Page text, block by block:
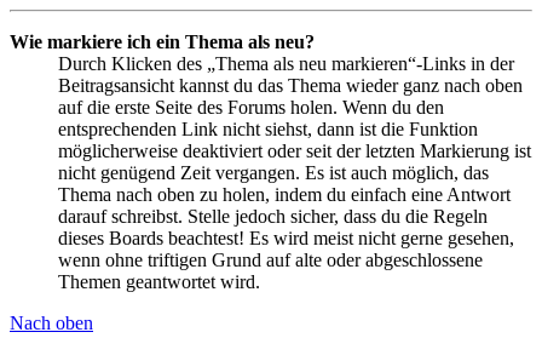
Wie markiere ich ein Thema als neu?
Durch Klicken des „Thema als neu markieren“-Links in der
Beitragsansicht kannst du das Thema wieder ganz nach oben
auf die erste Seite des Forums holen. Wenn du den
entsprechenden Link nicht siehst, dann ist die Funktion
möglicherweise deaktiviert oder seit der letzten Markierung ist
nicht genügend Zeit vergangen. Es ist auch möglich, das
Thema nach oben zu holen, indem du einfach eine Antwort
darauf schreibst. Stelle jedoch sicher, dass du die Regeln
dieses Boards beachtest! Es wird meist nicht gerne gesehen,
wenn ohne triftigen Grund auf alte oder abgeschlossene
Themen geantwortet wird.
Nach oben